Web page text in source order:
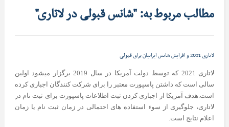
مطالب مربوط به: "شانس قبولی در لاتاری"
لاتاری 2021 و افزایش شانس ایرانیان برای قبولی
لاتاری 2021 که توسط دولت آمریکا در سال 2019 برگزار میشود اولین
سالی است که داشتن پاسپورت معتبر را برای شرکت کنندگان اجباری کرده
است.هدف آمریکا از اجباری کردن ثبت اطلاعات پاسپورت برای ثبت نام در
لاتاری، جلوگیری از سوء استفاده های احتمالی در زمان ثبت نام یا زمان
اعلام نتایج است.